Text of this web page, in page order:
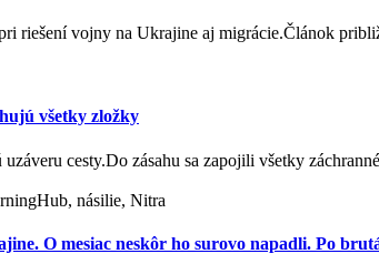
riešení vojny na Ukrajine aj migrácie.Článok
všetky zložky
cesty.Do zásahu sa zapojili všetky
násilie, Nitra
O mesiac neskôr ho surovo napadli. Po